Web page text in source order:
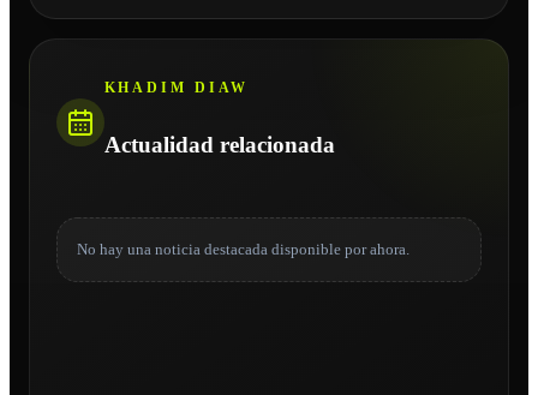
KHADIM DIAW
Actualidad relacionada
No hay una noticia destacada disponible por ahora.